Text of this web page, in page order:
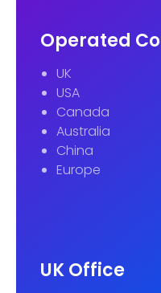
Operated
UK
USA
Canada
Australia
China
Europe
UK Office